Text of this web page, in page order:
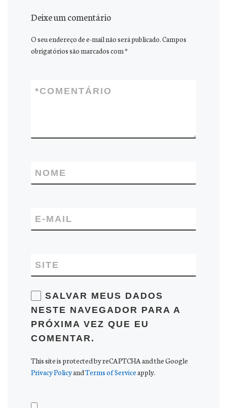
Deixe um comentário
O seu endereço de e-mail não será publicado.Campos
obrigatórios são marcados com*
COMENTÁRIO
*
NOME
E-MAIL
SITE
SALVAR MEUS DADOS
NESTE NAVEGADOR PARA A
PRÓXIMA VEZ QUE EU
COMENTAR.
This site is protected by reCAPTCHA and the Google
Privacy PolicyandTerms of Serviceapply.